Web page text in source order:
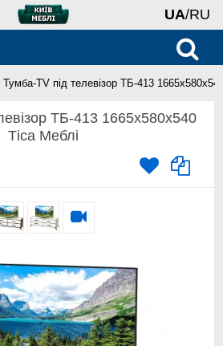
UA/RU
Тумба-TV під телевізор ТБ-413
ТБ-413 1665х580х540
Тіса Меблі